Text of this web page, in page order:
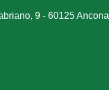
9 - 60125 Ancona